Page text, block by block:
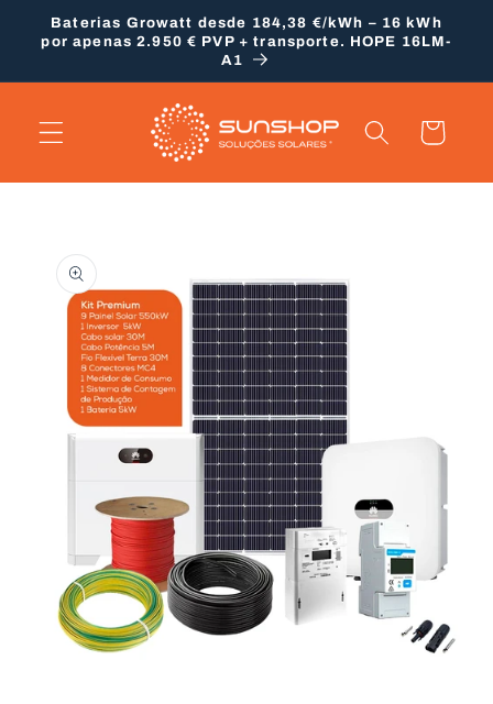
para o
conteúdo
Baterias Growatt desde 184,38 €/kWh – 16 kWh
por apenas 2.950 € PVP + transporte. HOPE 16LM-
A1
Carrinho
informação
do produto